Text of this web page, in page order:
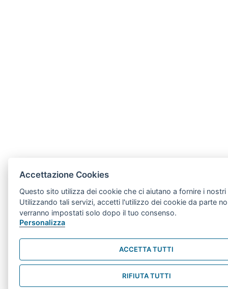
Accettazione Cookies
Questo sito utilizza dei cookie che ci aiutano a fornire i nostri
Utilizzando tali servizi, accetti l'utilizzo dei cookie da parte
verranno impostati solo dopo il tuo consenso.
Personalizza
ACCETTA TUTTI
RIFIUTA TUTTI